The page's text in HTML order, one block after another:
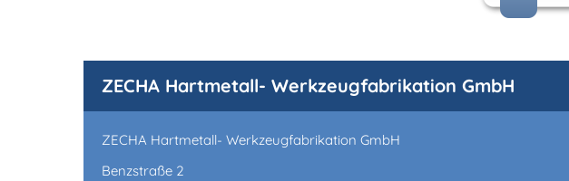
ZECHA Hartmetall- Werkzeugfabrikation GmbH
ZECHA Hartmetall- Werkzeugfabrikation GmbH
Benzstraße 2